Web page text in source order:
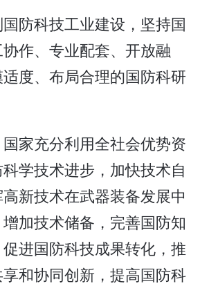
防科技工业建设，坚持国
作、专业配套、开放融
度、布局合理的国防科研
家充分利用全社会优势资
学技术进步，加快技术自
新技术在武器装备发展中
加技术储备，完善国防知
进国防科技成果转化，推
和协同创新，提高国防科